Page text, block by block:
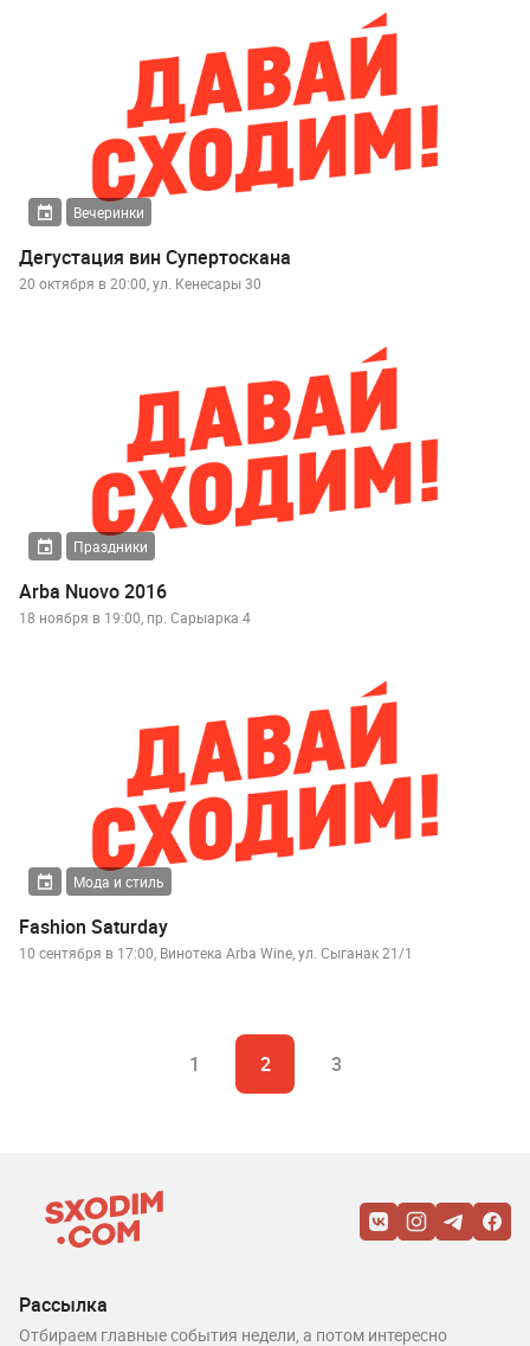
Вечеринки
Дегустация вин Супертоскана
20 октября в 20:00, ул. Кенесары 30
Праздники
Arba Nuovo 2016
18 ноября в 19:00, пр. Сарыарка 4
Мода и стиль
Fashion Saturday
10 сентября в 17:00, Винотека Arba Wine, ул. Сыганак 21/1
1 2 3
Рассылка
Отбираем главные события недели, а потом интересно